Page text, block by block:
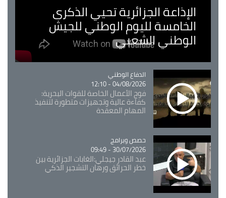
الإذاعة الجزائرية تحيي الذكرى
الخامسة لليوم الوطني للجيش
الوطني الشعبي
Catégorie
الدفاع الوطني
04/08/2026 - 12:10
فوج الأعمال الخاصة للقوات البحرية:
كفاءة عالية وتجهيزات متطورة لتنفيذ
المهام المعقدة
Catégorie
حصص وبرامج
30/07/2026 - 09:49
عبد القادر جيجلي:الغابات الجزائرية بين
خطر الحرائق ورهان التشجير الذكي